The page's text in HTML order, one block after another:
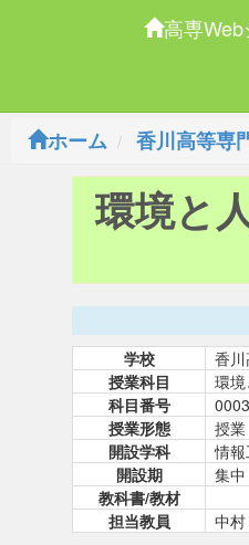
高専Web
ホーム 香川高等専
環境と
学校
香
授業科目
環
科目番号
0003
授業形態
授業
開設学科
情報
開設期
集中
教科書/教材
担当教員
中